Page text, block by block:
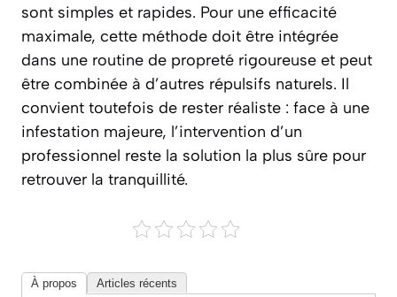
sont simples et rapides. Pour une efficacité
maximale, cette méthode doit être intégrée
dans une routine de propreté rigoureuse et peut
être combinée à d’autres répulsifs naturels. Il
convient toutefois de rester réaliste : face à une
infestation majeure, l’intervention d’un
professionnel reste la solution la plus sûre pour
retrouver la tranquillité.
À propos Articles récents